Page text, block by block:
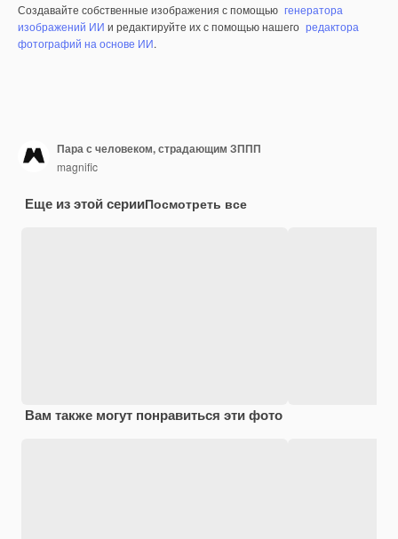
Создавайте собственные изображения с помощью генератора
изображений ИИ и редактируйте их с помощью нашего редактора
фотографий на основе ИИ.
Пара с человеком, страдающим ЗППП
magnific
Еще из этой серииПосмотреть все
Вам также могут понравиться эти фото